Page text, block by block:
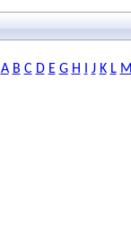
A B C D E G H J K L